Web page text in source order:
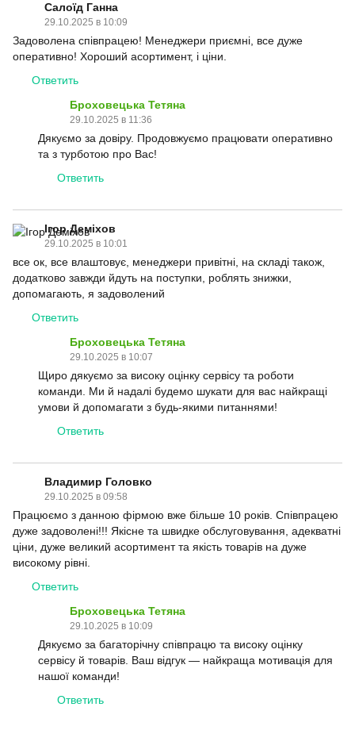
Салоїд Ганна
29.10.2025 в 10:09
Задоволена співпрацею! Менеджери приємні, все дуже
оперативно! Хороший асортимент, і ціни.
Ответить
Броховецька Тетяна
29.10.2025 в 11:36
Дякуємо за довіру. Продовжуємо працювати оперативно
та з турботою про Вас!
Ответить
Ігор Деміхов
29.10.2025 в 10:01
все ок, все влаштовує, менеджери привітні, на складі також,
додатково завжди йдуть на поступки, роблять знижки,
допомагають, я задоволений
Ответить
Броховецька Тетяна
29.10.2025 в 10:07
Щиро дякуємо за високу оцінку сервісу та роботи
команди. Ми й надалі будемо шукати для вас найкращі
умови й допомагати з будь-якими питаннями!
Ответить
Владимир Головко
29.10.2025 в 09:58
Працюємо з данною фірмою вже більше 10 років. Співпрацею
дуже задоволені!!! Якісне та швидке обслуговування, адекватні
ціни, дуже великий асортимент та якість товарів на дуже
високому рівні.
Ответить
Броховецька Тетяна
29.10.2025 в 10:09
Дякуємо за багаторічну співпрацю та високу оцінку
сервісу й товарів. Ваш відгук — найкраща мотивація для
нашої команди!
Ответить